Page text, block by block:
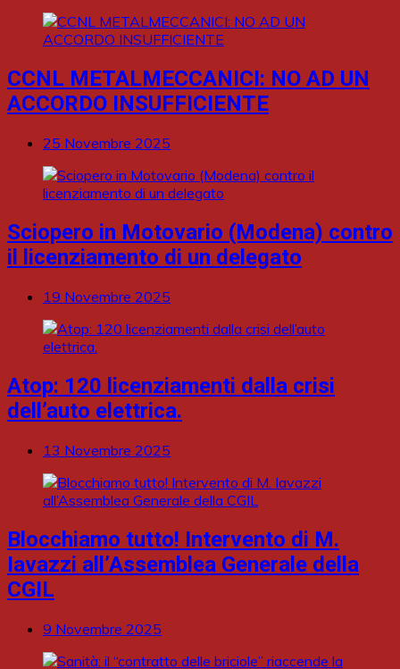
CCNL METALMECCANICI: NO AD UN
ACCORDO INSUFFICIENTE
25 Novembre 2025
Sciopero in Motovario (Modena) contro
il licenziamento di un delegato
19 Novembre 2025
Atop: 120 licenziamenti dalla crisi
dell’auto elettrica.
13 Novembre 2025
Blocchiamo tutto! Intervento di M.
Iavazzi all’Assemblea Generale della
CGIL
9 Novembre 2025